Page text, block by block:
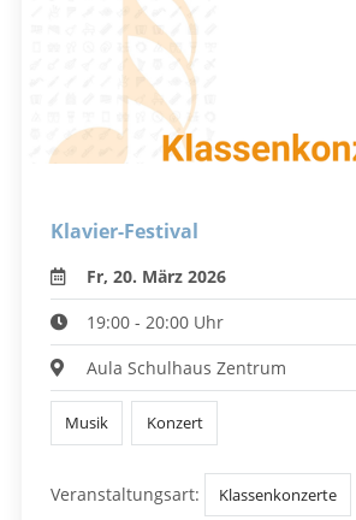
Klavier-Festival
Fr, 20. März 2026
19:00 - 20:00 Uhr
Aula Schulhaus Zentrum
Musik Konzert
Veranstaltungsart: Klassenkonzerte